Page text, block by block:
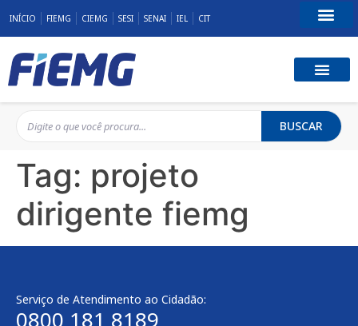
INÍCIO FIEMG CIEMG SESI SENAI IEL CIT
BUSCAR
Tag: projeto
dirigente fiemg
Serviço de Atendimento ao Cidadão:
0800 181 8189